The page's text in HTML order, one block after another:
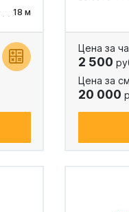
18 м
Цена за
2 500
Цена за
20 000